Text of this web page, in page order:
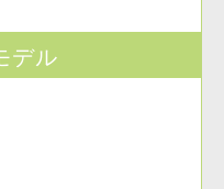
デル